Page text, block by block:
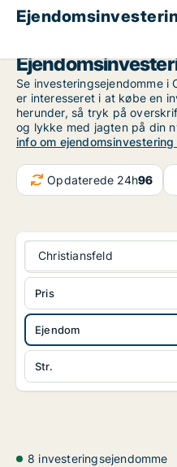
Se investeringsejendomme i
er interesseret i at købe en
herunder, så tryk på
og lykke med jagten på din
info om
Opdaterede 24h96
Christiansfeld
Ejendom
Str.
Pris
8 investeringsejendomme